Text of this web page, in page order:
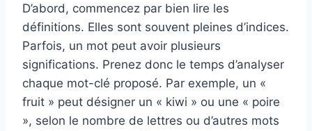
D’abord, commencez par bien lire les
définitions. Elles sont souvent pleines d’indices.
Parfois, un mot peut avoir plusieurs
significations. Prenez donc le temps d’analyser
chaque mot-clé proposé. Par exemple, un «
fruit » peut désigner un « kiwi » ou une « poire
», selon le nombre de lettres ou d’autres mots